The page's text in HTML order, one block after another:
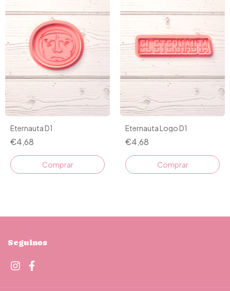
Eternauta D1
€4,68
Comprar
Eternauta Logo D1
€4,68
Comprar
Seguinos